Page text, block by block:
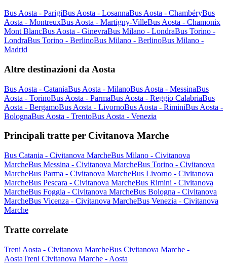
Bus Aosta - ParigiBus Aosta - LosannaBus Aosta - ChambéryBus
Aosta - MontreuxBus Aosta - Martigny-VilleBus Aosta - Chamonix
Mont BlancBus Aosta - GinevraBus Milano - LondraBus Torino -
LondraBus Torino - BerlinoBus Milano - BerlinoBus Milano -
Madrid
Altre destinazioni da Aosta
Bus Aosta - CataniaBus Aosta - MilanoBus Aosta - MessinaBus
Aosta - TorinoBus Aosta - ParmaBus Aosta - Reggio CalabriaBus
Aosta - BergamoBus Aosta - LivornoBus Aosta - RiminiBus Aosta -
BolognaBus Aosta - TrentoBus Aosta - Venezia
Principali tratte per Civitanova Marche
Bus Catania - Civitanova MarcheBus Milano - Civitanova
MarcheBus Messina - Civitanova MarcheBus Torino - Civitanova
MarcheBus Parma - Civitanova MarcheBus Livorno - Civitanova
MarcheBus Pescara - Civitanova MarcheBus Rimini - Civitanova
MarcheBus Foggia - Civitanova MarcheBus Bologna - Civitanova
MarcheBus Vicenza - Civitanova MarcheBus Venezia - Civitanova
Marche
Tratte correlate
Treni Aosta - Civitanova MarcheBus Civitanova Marche -
AostaTreni Civitanova Marche - Aosta